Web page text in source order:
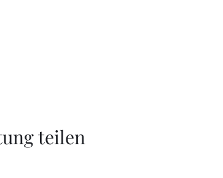
teilen